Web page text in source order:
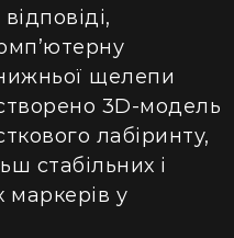
щелепи
3D-модель
лабіринту,
стабільних і
маркерів у